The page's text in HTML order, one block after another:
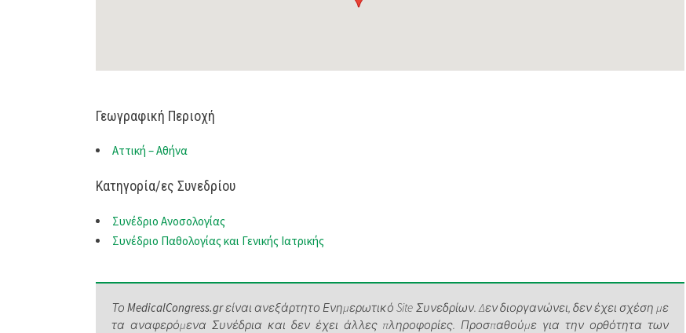
Γεωγραφική Περιοχή
Αττική – Αθήνα
Κατηγορία/ες Συνεδρίου
Συνέδριο Ανοσολογίας
Συνέδριο Παθολογίας και Γενικής Ιατρικής
ΤοMedicalCongress.grείναι ανεξάρτητο Ενημερωτικό Site Συνεδρίων. Δεν διοργανώνει, δεν έχει σχέση με
τα αναφερόμενα Συνέδρια και δεν έχει άλλες πληροφορίες. Προσπαθούμε για την ορθότητα των